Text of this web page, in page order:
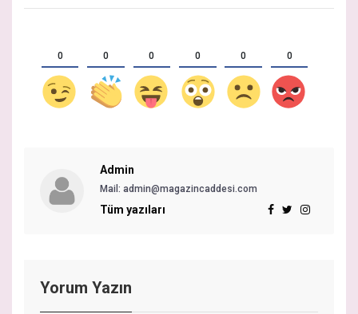
0 0 0 0 0 0
Admin
Mail: admin@magazincaddesi.com
Tüm yazıları
Yorum Yazın